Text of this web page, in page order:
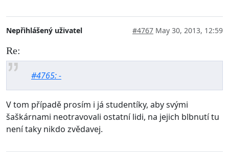
Nepřihlášený uživatel #4767 May 30, 2013, 12:59
Re:
#4765: -
V tom případě prosím i já studentíky, aby svými
šaškárnami neotravovali ostatní lidi, na jejich blbnutí tu
není taky nikdo zvědavej.